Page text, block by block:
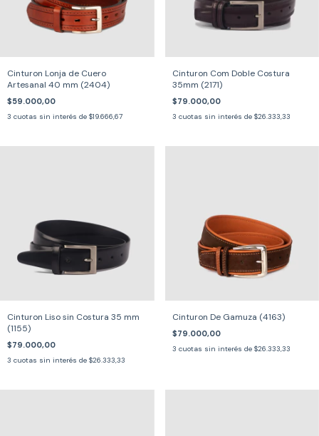
Cinturon Lonja de Cuero
Artesanal 40 mm (2404)
$59.000,00
3 cuotas sin interés de $19.666,67
Cinturon Com Doble Costura
35mm (2171)
$79.000,00
3 cuotas sin interés de $26.333,33
Cinturon Liso sin Costura 35 mm
(1155)
$79.000,00
3 cuotas sin interés de $26.333,33
Cinturon De Gamuza (4163)
$79.000,00
3 cuotas sin interés de $26.333,33